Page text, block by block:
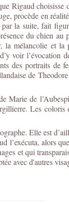
Rigaud
procède en
la suite, fait
du chien
mélancolie et
voir l’évocation
des portraits
de
Marie de
Les coloris
Elle est
alors
et qui
avec d'autres